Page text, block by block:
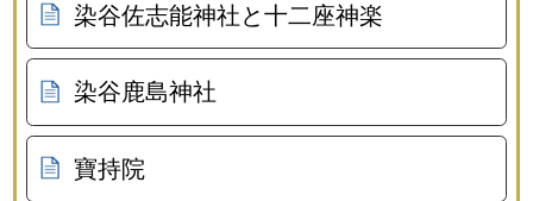
染谷佐志能神社と十二座神楽
染谷鹿島神社
寶持院